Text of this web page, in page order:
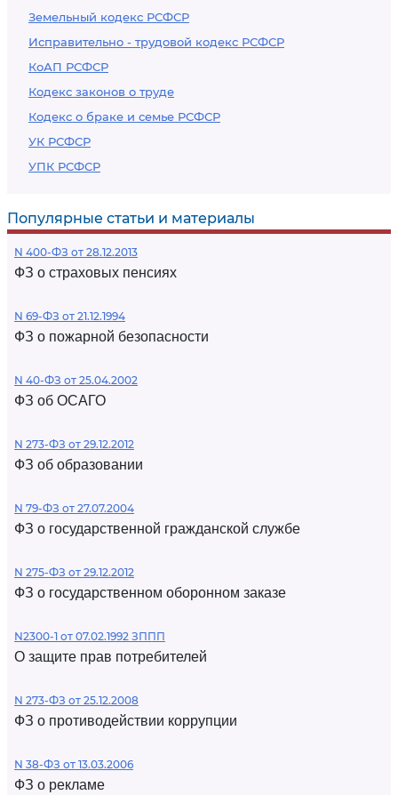
Земельный кодекс РСФСР
Исправительно - трудовой кодекс РСФСР
КоАП РСФСР
Кодекс законов о труде
Кодекс о браке и семье РСФСР
УК РСФСР
УПК РСФСР
Популярные статьи и материалы
N 400-ФЗ от 28.12.2013
ФЗ о страховых пенсиях
N 69-ФЗ от 21.12.1994
ФЗ о пожарной безопасности
N 40-ФЗ от 25.04.2002
ФЗ об ОСАГО
N 273-ФЗ от 29.12.2012
ФЗ об образовании
N 79-ФЗ от 27.07.2004
ФЗ о государственной гражданской службе
N 275-ФЗ от 29.12.2012
ФЗ о государственном оборонном заказе
N2300-1 от 07.02.1992 ЗППП
О защите прав потребителей
N 273-ФЗ от 25.12.2008
ФЗ о противодействии коррупции
N 38-ФЗ от 13.03.2006
ФЗ о рекламе